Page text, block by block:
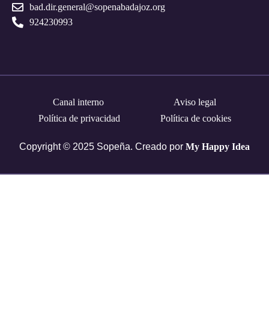
bad.dir.general@sopenabadajoz.org
924230993
Canal interno
Aviso legal
Política de privacidad
Política de cookies
Copyright © 2025 Sopeña. Creado por My Happy Idea